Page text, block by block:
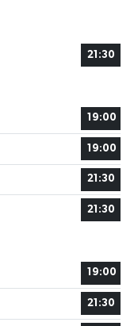
21:30
19:00
19:00
21:30
21:30
19:00
21:30